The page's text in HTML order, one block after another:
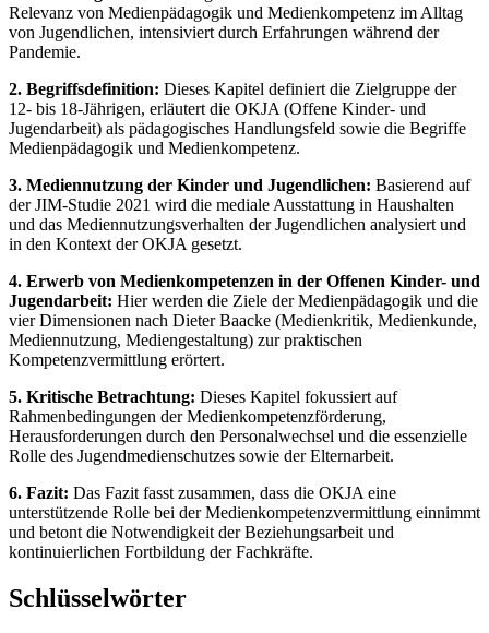
Relevanz von Medienpädagogik und Medienkompetenz im Alltag
von Jugendlichen, intensiviert durch Erfahrungen während der
Pandemie.
2. Begriffsdefinition: Dieses Kapitel definiert die Zielgruppe der
12- bis 18-Jährigen, erläutert die OKJA (Offene Kinder- und
Jugendarbeit) als pädagogisches Handlungsfeld sowie die Begriffe
Medienpädagogik und Medienkompetenz.
3. Mediennutzung der Kinder und Jugendlichen: Basierend auf
der JIM-Studie 2021 wird die mediale Ausstattung in Haushalten
und das Mediennutzungsverhalten der Jugendlichen analysiert und
in den Kontext der OKJA gesetzt.
4. Erwerb von Medienkompetenzen in der Offenen Kinder- und
Jugendarbeit: Hier werden die Ziele der Medienpädagogik und die
vier Dimensionen nach Dieter Baacke (Medienkritik, Medienkunde,
Mediennutzung, Mediengestaltung) zur praktischen
Kompetenzvermittlung erörtert.
5. Kritische Betrachtung: Dieses Kapitel fokussiert auf
Rahmenbedingungen der Medienkompetenzförderung,
Herausforderungen durch den Personalwechsel und die essenzielle
Rolle des Jugendmedienschutzes sowie der Elternarbeit.
6. Fazit: Das Fazit fasst zusammen, dass die OKJA eine
unterstützende Rolle bei der Medienkompetenzvermittlung einnimmt
und betont die Notwendigkeit der Beziehungsarbeit und
kontinuierlichen Fortbildung der Fachkräfte.
Schlüsselwörter